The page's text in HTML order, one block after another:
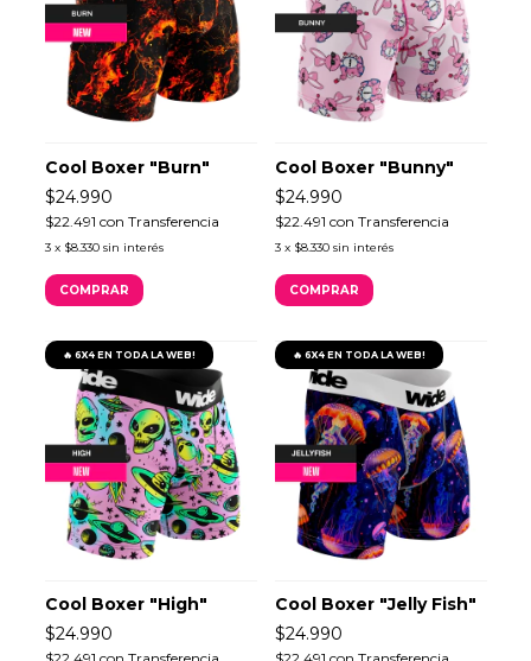
Cool Boxer "Burn"
$24.990
$22.491 con Transferencia
3 x $8.330 sin interés
COMPRAR
Cool Boxer "Bunny"
$24.990
$22.491 con Transferencia
3 x $8.330 sin interés
COMPRAR
🔥 6X4 EN TODA LA WEB!
Cool Boxer "High"
$24.990
🔥 6X4 EN TODA LA WEB!
Cool Boxer "Jelly Fish"
$24.990